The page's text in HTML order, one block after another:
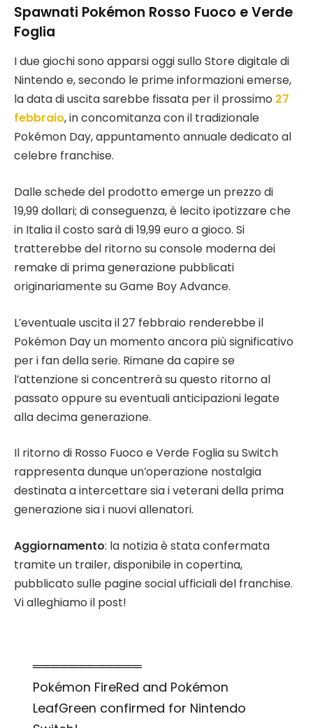
Spawnati Pokémon Rosso Fuoco e Verde
Foglia
I due giochi sono apparsi oggi sullo Store digitale di
Nintendo e, secondo le prime informazioni emerse,
la data di uscita sarebbe fissata per il prossimo 27
febbraio, in concomitanza con il tradizionale
Pokémon Day, appuntamento annuale dedicato al
celebre franchise.
Dalle schede del prodotto emerge un prezzo di
19,99 dollari; di conseguenza, è lecito ipotizzare che
in Italia il costo sarà di 19,99 euro a gioco. Si
tratterebbe del ritorno su console moderna dei
remake di prima generazione pubblicati
originariamente su Game Boy Advance.
L’eventuale uscita il 27 febbraio renderebbe il
Pokémon Day un momento ancora più significativo
per i fan della serie. Rimane da capire se
l’attenzione si concentrerà su questo ritorno al
passato oppure su eventuali anticipazioni legate
alla decima generazione.
Il ritorno di Rosso Fuoco e Verde Foglia su Switch
rappresenta dunque un’operazione nostalgia
destinata a intercettare sia i veterani della prima
generazione sia i nuovi allenatori.
Aggiornamento: la notizia è stata confermata
tramite un trailer, disponibile in copertina,
pubblicato sulle pagine social ufficiali del franchise.
Vi alleghiamo il post!
════════════
Pokémon FireRed and Pokémon
LeafGreen confirmed for Nintendo